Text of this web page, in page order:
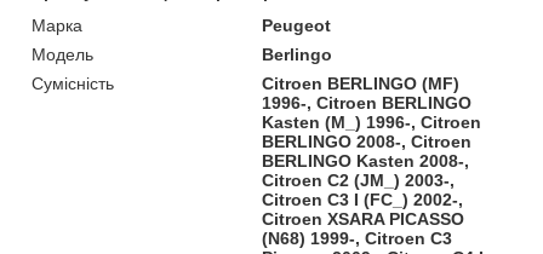
Марка
Peugeot
Модель
Berlingo
Сумісність
Citroen BERLINGO (MF)
1996-, Citroen BERLINGO
Kasten (M_) 1996-, Citroen
BERLINGO 2008-, Citroen
BERLINGO Kasten 2008-,
Citroen C2 (JM_) 2003-,
Citroen C3 I (FC_) 2002-,
Citroen XSARA PICASSO
(N68) 1999-, Citroen C3